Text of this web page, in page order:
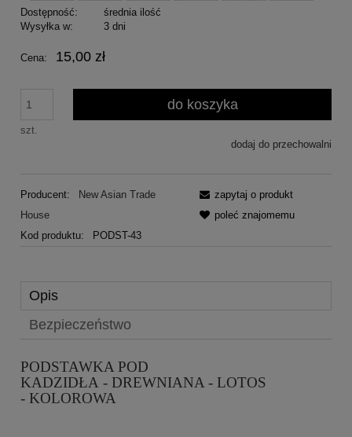
Dostępność:
średnia ilość
Wysyłka w:
3 dni
Cena: 15,00 zł
szt.
do koszyka
dodaj do przechowalni
Producent:
New Asian Trade
House
Kod produktu:
PODST-43
zapytaj o produkt
poleć znajomemu
Opis
Bezpieczeństwo
PODSTAWKA POD
KADZIDŁA - DREWNIANA - LOTOS
- KOLOROWA